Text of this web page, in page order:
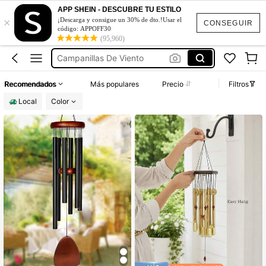
CONSEGUIR
×
APP SHEIN - DESCUBRE TU ESTILO
¡Descarga y consigue un 30% de dto.!Usar el
código: APPOFF30
(95,960)
Campanas De Viento
Sonajeros De Viento
Campanillas De Viento
Campañas De Viento
Recomendados Más populares Precio
Filtros
Local
Color